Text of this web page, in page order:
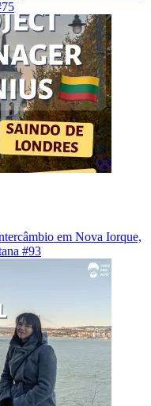
em Nova Iorque,
#93